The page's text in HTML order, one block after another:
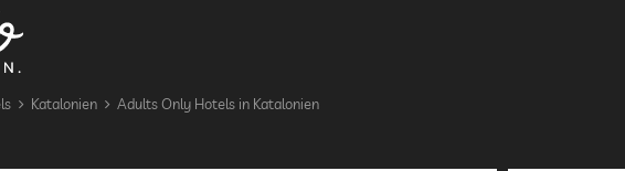
Katalonien Adults Only Hotels in Katalonien